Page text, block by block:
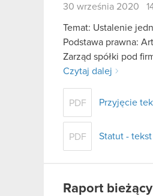
30 września 2020
Temat: Ustalenie
Podstawa prawna:
Zarząd spółki pod
Czytaj dalej
PDF Przyjęcie
PDF Statut -
Raport